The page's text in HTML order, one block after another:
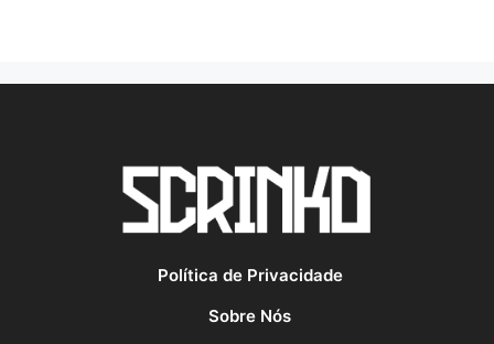
Política de Privacidade
Sobre Nós